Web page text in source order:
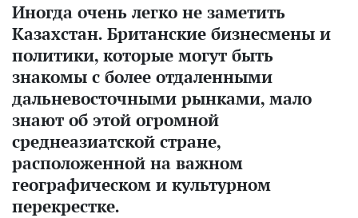
Иногда очень легко не заметить
Казахстан. Британские бизнесмены и
политики, которые могут быть
знакомы с более отдаленными
дальневосточными рынками, мало
знают об этой огромной
среднеазиатской стране,
расположенной на важном
географическом и культурном
перекрестке.